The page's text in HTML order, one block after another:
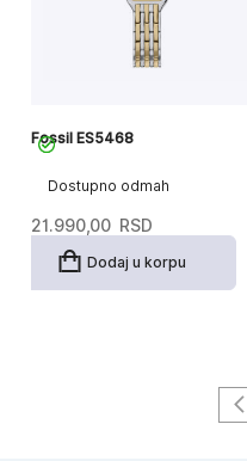
Dostupno odmah
Fossil ES5468
21.990,00 RSD
Dodaj u korpu